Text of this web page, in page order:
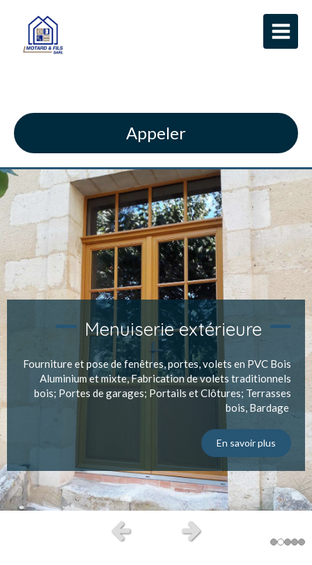
Appeler
Menuiserie extérieure
Fourniture et pose de fenêtres, portes, volets en PVC Bois
Aluminium et mixte, Fabrication de volets traditionnels
bois; Portes de garages; Portails et Clôtures; Terrasses
bois, Bardage
En savoir plus
Slide précédentSlide suivant